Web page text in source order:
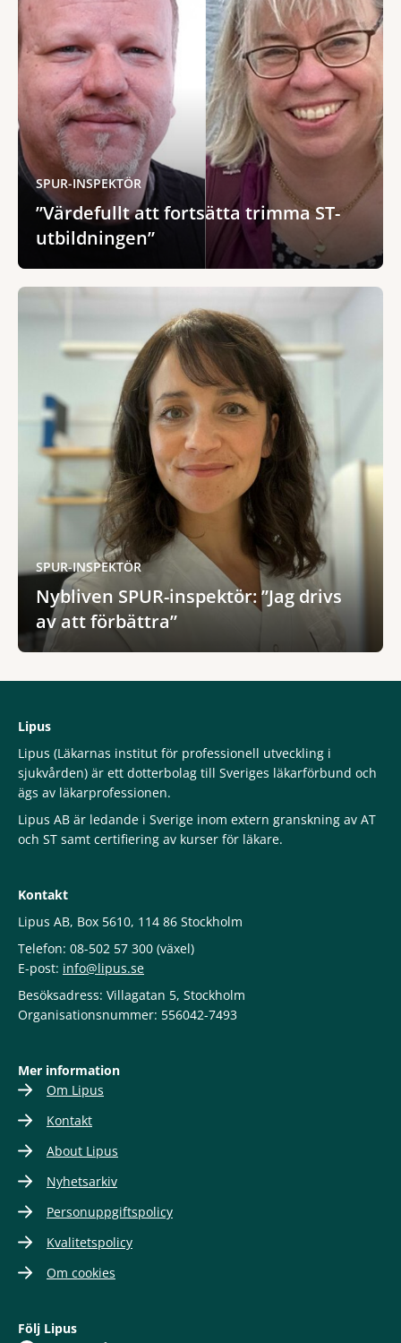
SPUR-INSPEKTÖR
”Värdefullt att fortsätta trimma ST-
utbildningen”
SPUR-INSPEKTÖR
Nybliven SPUR-inspektör: ”Jag drivs
av att förbättra”
Lipus
Lipus (Läkarnas institut för professionell utveckling i
sjukvården) är ett dotterbolag till Sveriges läkarförbund och
ägs av läkarprofessionen.
Lipus AB är ledande i Sverige inom extern granskning av AT
och ST samt certifiering av kurser för läkare.
Kontakt
Lipus AB, Box 5610, 114 86 Stockholm
Telefon: 08-502 57 300 (växel)
E-post: info@lipus.se
Besöksadress: Villagatan 5, Stockholm
Organisationsnummer: 556042-7493
Mer information
Om Lipus
Kontakt
About Lipus
Nyhetsarkiv
Personuppgiftspolicy
Kvalitetspolicy
Om cookies
Följ Lipus